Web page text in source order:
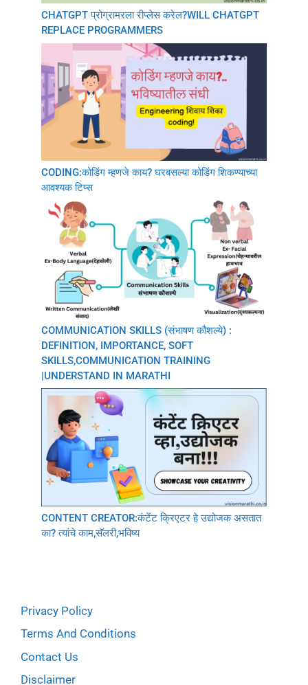
CHATGPT प्रोग्रामरला रीप्लेस करेल?WILL CHATGPT
REPLACE PROGRAMMERS
CODING:कोडिंग म्हणजे काय? घरबसल्या कोडिंग शिकण्याच्या
आवश्यक टिप्स
COMMUNICATION SKILLS (संभाषण कौशल्ये) :
DEFINITION, IMPORTANCE, SOFT
SKILLS,COMMUNICATION TRAINING
|UNDERSTAND IN MARATHI
CONTENT CREATOR:कंटेंट क्रिएटर हे उद्योजक असतात
का? त्यांचे काम,सॅलरी,भविष्य
Privacy Policy
Terms And Conditions
Contact Us
Disclaimer